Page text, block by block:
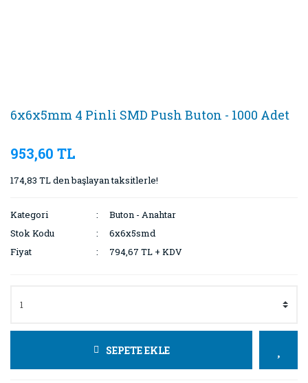
6x6x5mm 4 Pinli SMD Push Buton - 1000 Adet
953,60 TL
174,83 TL den başlayan taksitlerle!
Kategori
Buton - Anahtar
Stok Kodu
6x6x5smd
Fiyat
794,67 TL + KDV
SEPETE EKLE